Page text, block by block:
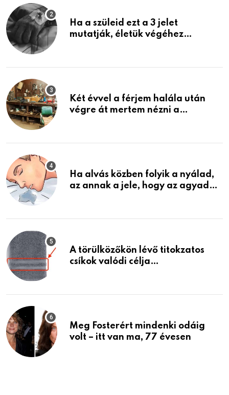
Ha a szüleid ezt a 3 jelet
mutatják, életük végéhez
Két évvel a férjem halála után
végre át mertem nézni a
életemet
Ha alvás közben folyik a nyálad,
az annak a jele, hogy az agyad…
A törülközőkön lévő titokzatos
csíkok valódi célja…
Meg Fosterért mindenki odáig
volt – itt van ma, 77 évesen